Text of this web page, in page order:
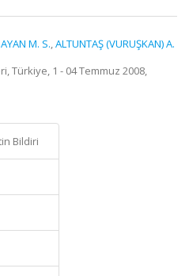
M. S.,ALTUNTAŞ (VURUŞKAN) A.
Türkiye, 1 - 04 Temmuz 2008,
Bildiri